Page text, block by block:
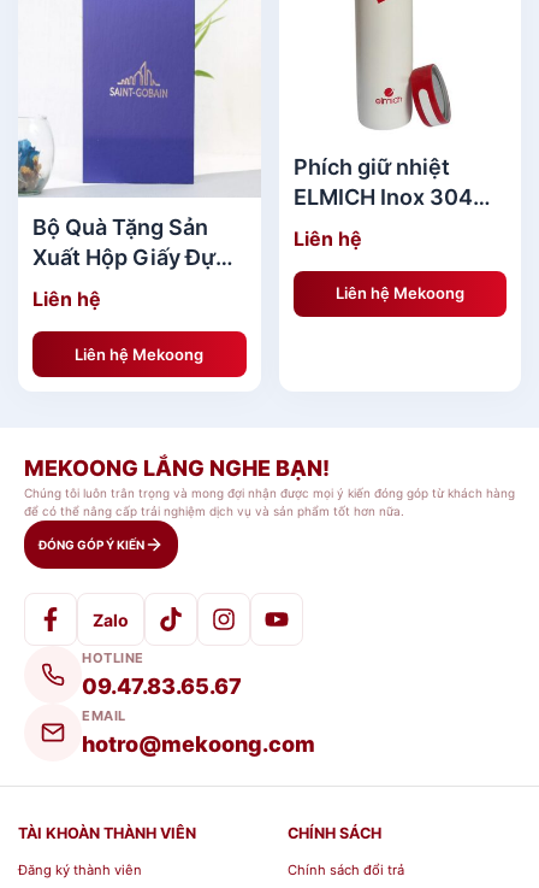
BST Quà Tặng Gốm Sứ Cho Khách
Hàng[/caption] [caption id="attachment_140754"
align="aligncenter" width="600"]
BST Bộ Đồ Ăn Minh Long Gốm Sứ Quà
Bộ Quà Tặng Sản
Xuất Hộp Giấy Đựng
Quà Tặng Saint
Gobain HOT nhất
MKBQT43
Liên hệ
Liên hệ Mekoong
Phích giữ nhiệt
ELMICH Inox 304
420ml E4
Liên hệ
Liên hệ Mekoong
MEKOONG LẮNG NGHE BẠN!
Chúng tôi luôn trân trọng và mong đợi nhận được mọi ý kiến đóng góp từ khách hàng
để có thể nâng cấp trải nghiệm dịch vụ và sản phẩm tốt hơn nữa.
ĐÓNG GÓP Ý KIẾN
Zalo
HOTLINE
09.47.83.65.67
EMAIL
hotro@mekoong.com
TÀI KHOÀN THÀNH VIÊN
Đăng ký thành viên
CHÍNH SÁCH
Chính sách đổi trả